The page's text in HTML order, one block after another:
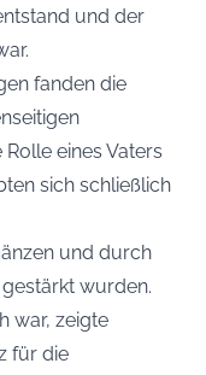
und der
fanden die
eines Vaters
sich schließlich
und durch
wurden.
war, zeigte
für die